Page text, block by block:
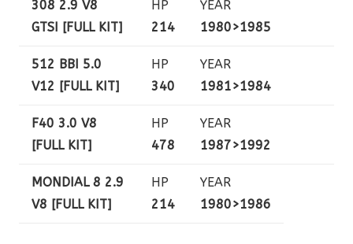
308 2.9 V8
GTSI [FULL KIT]
HP
214
YEAR
1980>1985
512 BBI 5.0
V12 [FULL KIT]
HP
340
YEAR
1981>1984
F40 3.0 V8
[FULL KIT]
HP
478
YEAR
1987>1992
MONDIAL 8 2.9
V8 [FULL KIT]
HP
214
YEAR
1980>1986